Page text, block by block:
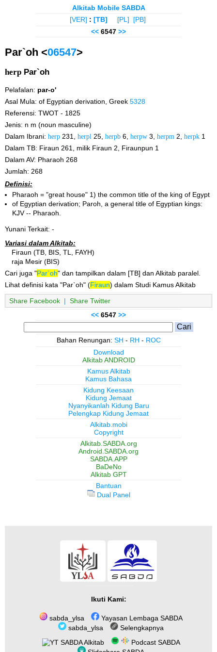
Alkitab Mobile SABDA
[VER] : [TB] [PL]
[PB]
<< 6547 >>
Par`oh <06547>
herp Par`oh
Pelafalan: par-o'
Asal Mula: of Egyptian derivation, Greek 5328
Referensi: TWOT - 1825
Jenis: n m (noun masculine)
Dalam Ibrani: herp 231, herpl 25, herpb 6, herpw 3, herpm 2, herpk 1
Dalam TB: Firaun 261, milik Firaun 2, Firaunpun 1
Dalam AV: Pharaoh 268
Jumlah: 268
Definisi:
Pharaoh = "great house" 1) the common title of the king of Egypt
of Egyptian derivation; Paroh, a general title of Egyptian kings:
KJV -- Pharaoh.
Yunani Terkait: -
Variasi dalam Alkitab:
Firaun (TB, BIS, TL, FAYH)
raja Mesir (BIS)
Cari juga "Par`oh" dan tampilkan dalam [TB] dan Alkitab paralel.
Lihat definisi kata "Par`oh" (Firaun) dalam Studi Kamus Alkitab
Share Facebook | Share Twitter
<< 6547 >>
Bahan Renungan: SH - RH - ROC
Download
Alkitab ANDROID
Kamus Alkitab
Kamus Bahasa
Kidung Keesaan
Kidung Jemaat
Nyanyikanlah Kidung Baru
Pelengkap Kidung Jemaat
Alkitab.mobi
Copyright
Alkitab.SABDA.org
Android.SABDA.org
SABDA.APP
BaDeNo
Alkitab GPT
Bantuan
Dual Panel
Ikuti Kami:
sabda_ylsa
Yayasan Lembaga SABDA
sabda_ylsa
Selengkapnya
SABDA Alkitab
Podcast SABDA